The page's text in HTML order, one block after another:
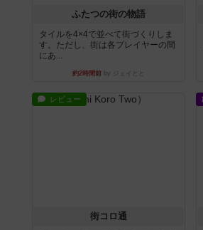
ふたつの街の物語
タイルを4×4で並べて街づくりしま
す。ただし、街は各プレイヤーの間
にあ...
約2時間前 by ジェイとと
レビュー
街コロ通